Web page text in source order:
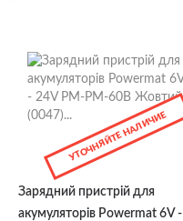
УТОЧНЯЙТЕ НАЛИЧИЕ
Зарядний пристрій для
акумуляторів Powermat 6V -